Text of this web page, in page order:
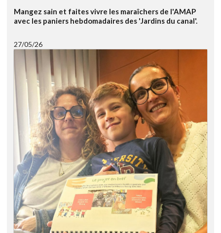
Mangez sain et faites vivre les maraîchers de l'AMAP
avec les paniers hebdomadaires des 'Jardins du canal'.
27/05/26